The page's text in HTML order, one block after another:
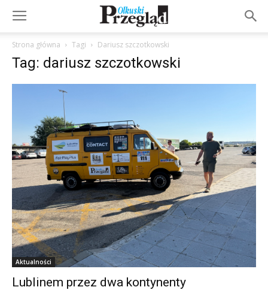
Strona główna Tagi Dariusz szczotkowski
Tag: dariusz szczotkowski
Aktualności
Lublinem przez dwa kontynenty